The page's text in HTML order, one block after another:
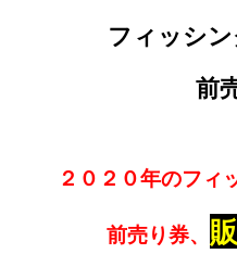
フィッシ
前
２０２０年のフィ
前売り券、